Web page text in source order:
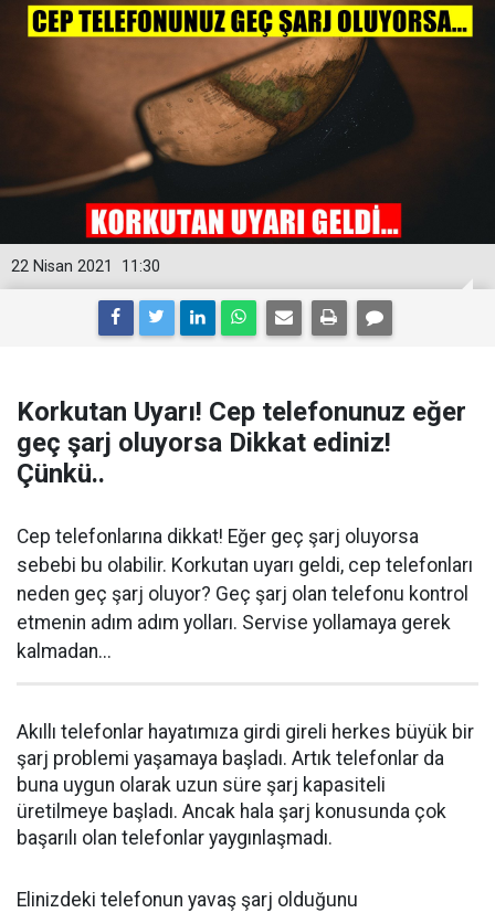
11:30
22 Nisan 2021
Korkutan Uyarı! Cep telefonunuz eğer
geç şarj oluyorsa Dikkat ediniz!
Çünkü..
Cep telefonlarına dikkat! Eğer geç şarj oluyorsa
sebebi bu olabilir. Korkutan uyarı geldi, cep telefonları
neden geç şarj oluyor? Geç şarj olan telefonu kontrol
etmenin adım adım yolları. Servise yollamaya gerek
kalmadan...
Akıllı telefonlar hayatımıza girdi gireli herkes büyük bir
şarj problemi yaşamaya başladı. Artık telefonlar da
buna uygun olarak uzun süre şarj kapasiteli
üretilmeye başladı. Ancak hala şarj konusunda çok
başarılı olan telefonlar yaygınlaşmadı.
Elinizdeki telefonun yavaş şarj olduğunu